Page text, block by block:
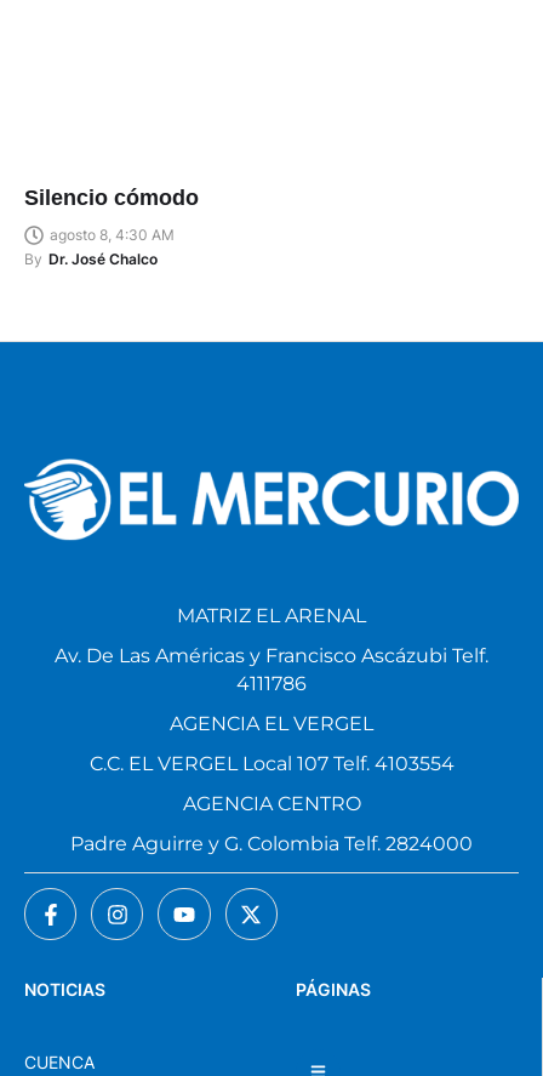
Silencio cómodo
agosto 8, 4:30 AM
By Dr. José Chalco
PÁGINAS
NOTICIAS
CUENCA
MATRIZ EL ARENAL
Av. De Las Américas y Francisco Ascázubi Telf.
4111786
AGENCIA EL VERGEL
C.C. EL VERGEL Local 107 Telf. 4103554
AGENCIA CENTRO
Padre Aguirre y G. Colombia Telf. 2824000